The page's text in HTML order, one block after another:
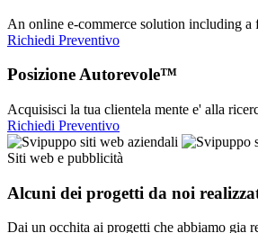
An online e-commerce solution including
Richiedi Preventivo
Posizione Autorevole™
Acquisisci la tua clientela mente e' alla
Richiedi Preventivo
Siti web e pubblicità
Alcuni dei progetti da noi
Dai un occhita ai progetti che abbiamo gia